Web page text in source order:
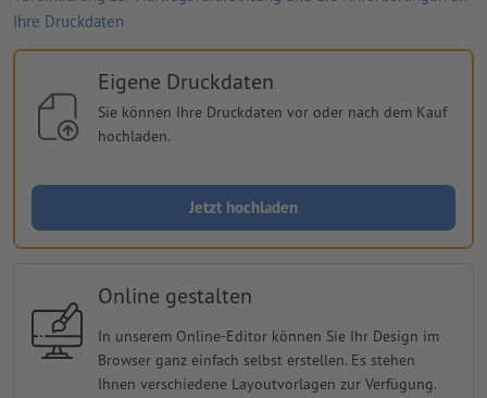
Ihre Druckdaten
Eigene Druckdaten
Sie können Ihre Druckdaten vor oder nach dem Kauf
hochladen.
Jetzt hochladen
Online gestalten
In unserem Online-Editor können Sie Ihr Design im
Browser ganz einfach selbst erstellen. Es stehen
Ihnen verschiedene Layoutvorlagen zur Verfügung.